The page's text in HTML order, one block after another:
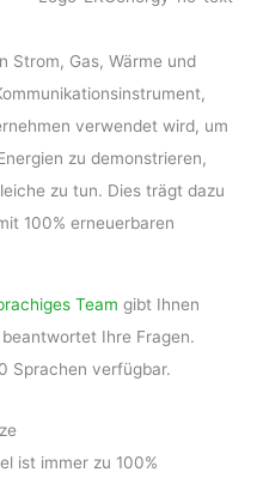
b
e
o
o
k
Strom, Gas, Wärme und
verwendet wird, um
zu demonstrieren,
zu tun. Dies trägt dazu
100% erneuerbaren
Team gibt Ihnen
Ihre Fragen.
Sprachen verfügbar.
ist immer zu 100%